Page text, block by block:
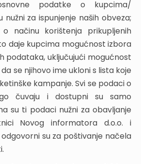
podatke o kupcima/
nužni za ispunjenje naših obveza;
načinu korištenja prikupljenih
daje kupcima mogućnost izbora
podataka, uključujući mogućnost
se njihovo ime ukloni s lista koje
kampanje. Svi se podaci o
čuvaju i dostupni su samo
su ti podaci nužni za obavljanje
Novog informatora d.o.o. i
su za poštivanje načela